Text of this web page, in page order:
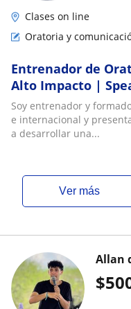
Clases on line
Oratoria y
Entrenador de
Alto Impacto |
Presentador de TV
Soy entrenador y
e internacional y
a desarrollar una...
ver más
$
Allan